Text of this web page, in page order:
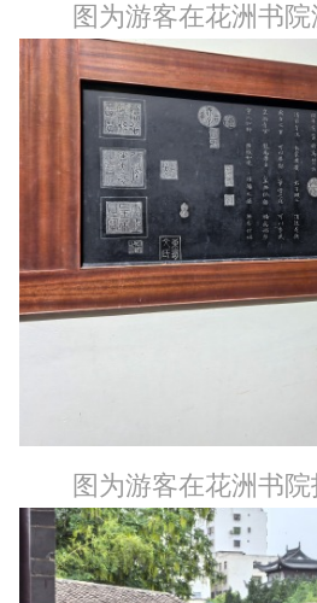
图为游客在花洲书
图为游客在花洲书